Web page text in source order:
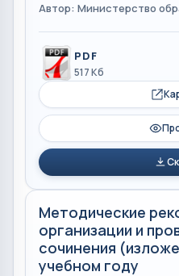
Автор: Министерство
PDF
517 Кб
Методические
организации и
сочинения
учебном году